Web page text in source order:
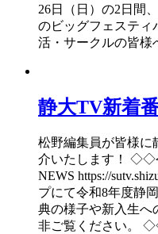
26日（日）の2日間
のビッグフェスティ
活・サークルの皆様
静大TV新着
松野編集員が皆様に
介いたします！ ◇◇
NEWS https://
プにて令和8年度静
典の様子や新入生へ
非ご覧ください。